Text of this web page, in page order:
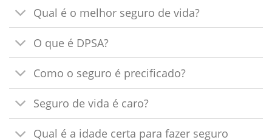
Qual é o melhor seguro de vida?
O que é DPSA?
Como o seguro é precificado?
Seguro de vida é caro?
Qual é a idade certa para fazer seguro